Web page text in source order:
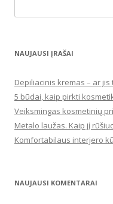
NAUJAUSI ĮRAŠAI
Depiliacinis kremas – ar
5 būdai, kaip pirkti
Veiksmingas kosmetinių
Metalo laužas. Kaip jį
Komfortabilaus interjero
NAUJAUSI KOMENTARAI